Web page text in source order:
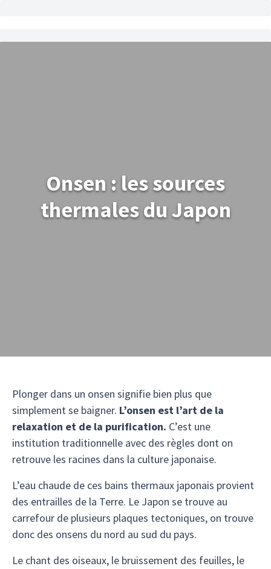
Onsen : les sources
thermales du Japon
Plonger dans un onsen signifie bien plus que
simplement se baigner. L’onsen est l’art de la
relaxation et de la purification. C’est une
institution traditionnelle avec des règles dont on
retrouve les racines dans la culture japonaise.
L’eau chaude de ces bains thermaux japonais provient
des entrailles de la Terre. Le Japon se trouve au
carrefour de plusieurs plaques tectoniques, on trouve
donc des onsens du nord au sud du pays.
Le chant des oiseaux, le bruissement des feuilles, le